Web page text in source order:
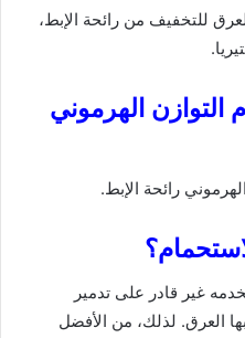
للتخفيف من رائحة الإبط،
الهرموني
رائحة الإبط.
غير قادر على تدمير
العرق. لذلك، من الأفضل